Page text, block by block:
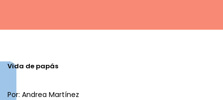
Vida de papás
Por: Andrea Martínez